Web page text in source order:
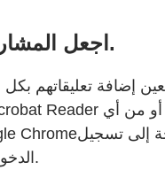
اجعل المشاركة أمرًا يسيرًا.
إضافة تعليقاتهم
الدخول أو تثبيت البرنامج.